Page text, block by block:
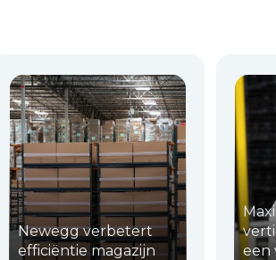
Newegg verbetert
efficiëntie magazijn
een